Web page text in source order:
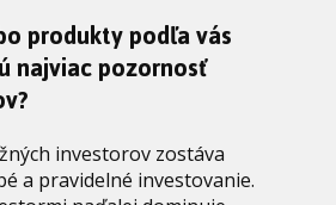
produkty podľa vás
najviac pozornosť
investorov zostáva
a pravidelné investovanie.